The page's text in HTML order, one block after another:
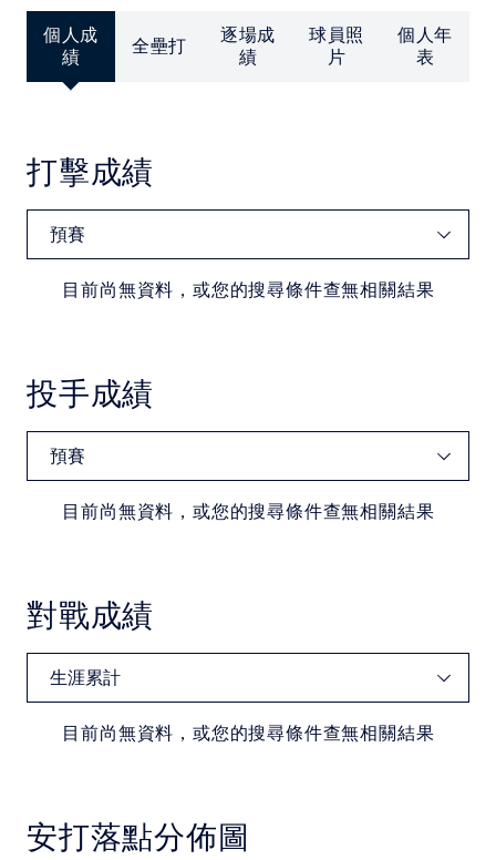
個人成
績
全壘打
逐場成
績
球員照
片
個人年
表
打擊成績
目前尚無資料，或您的搜尋條件查無相關結果
投手成績
目前尚無資料，或您的搜尋條件查無相關結果
對戰成績
目前尚無資料，或您的搜尋條件查無相關結果
安打落點分佈圖